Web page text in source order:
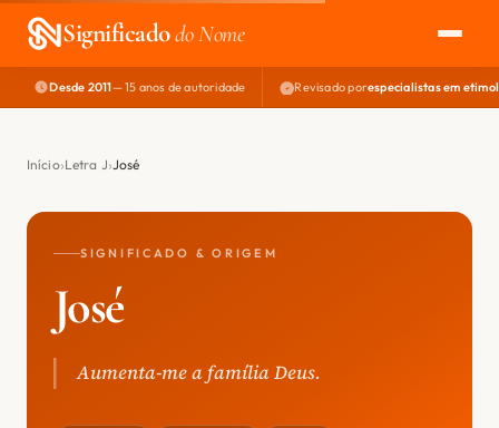
Significadodo Nome
EXPLORAR
NOME PERFEITO
Desde 2011— 15 anos de autoridade Revisado porespecialistas em
Início Letra J José
SIGNIFICADO & ORIGEM
José
Aumenta-me a família Deus.